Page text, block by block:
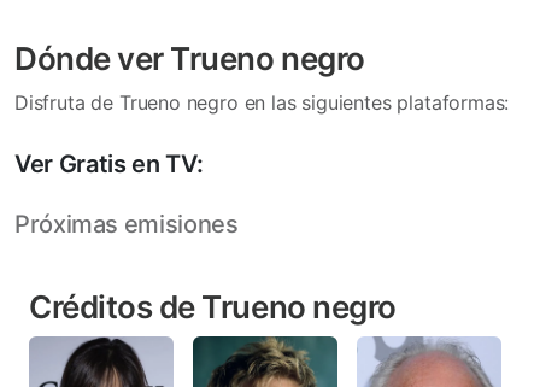
Dónde ver Trueno negro
Disfruta de Trueno negro en las siguientes plataformas:
Ver Gratis en TV:
Próximas emisiones
Créditos de Trueno negro